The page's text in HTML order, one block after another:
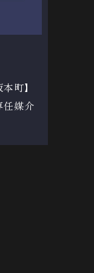
町】
媒介